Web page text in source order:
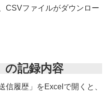
CSVファイルがダウンロー
の記録内容
信履歴」をExcelで開くと、